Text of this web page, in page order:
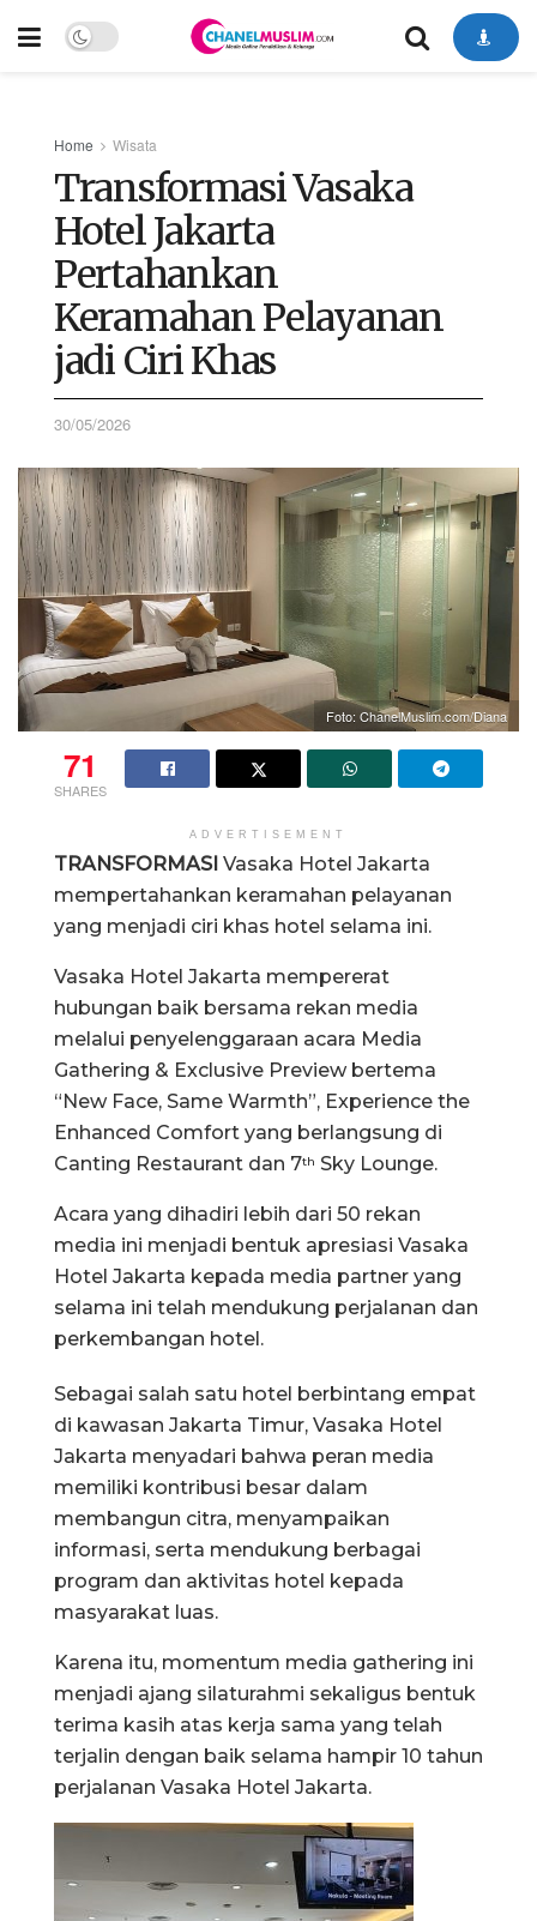
Home Wisata
Transformasi Vasaka
Hotel Jakarta
Pertahankan
Keramahan Pelayanan
jadi Ciri Khas
30/05/2026
Foto: ChanelMuslim.com/Diana
71
SHARES
ADVERTISEMENT
TRANSFORMASI Vasaka Hotel Jakarta
mempertahankan keramahan pelayanan
yang menjadi ciri khas hotel selama ini.
Vasaka Hotel Jakarta mempererat
hubungan baik bersama rekan media
melalui penyelenggaraan acara Media
Gathering & Exclusive Preview bertema
“New Face, Same Warmth”, Experience the
Enhanced Comfort yang berlangsung di
Canting Restaurant dan 7th Sky Lounge.
Acara yang dihadiri lebih dari 50 rekan
media ini menjadi bentuk apresiasi Vasaka
Hotel Jakarta kepada media partner yang
selama ini telah mendukung perjalanan dan
perkembangan hotel.
Sebagai salah satu hotel berbintang empat
di kawasan Jakarta Timur, Vasaka Hotel
Jakarta menyadari bahwa peran media
memiliki kontribusi besar dalam
membangun citra, menyampaikan
informasi, serta mendukung berbagai
program dan aktivitas hotel kepada
masyarakat luas.
Karena itu, momentum media gathering ini
menjadi ajang silaturahmi sekaligus bentuk
terima kasih atas kerja sama yang telah
terjalin dengan baik selama hampir 10 tahun
perjalanan Vasaka Hotel Jakarta.